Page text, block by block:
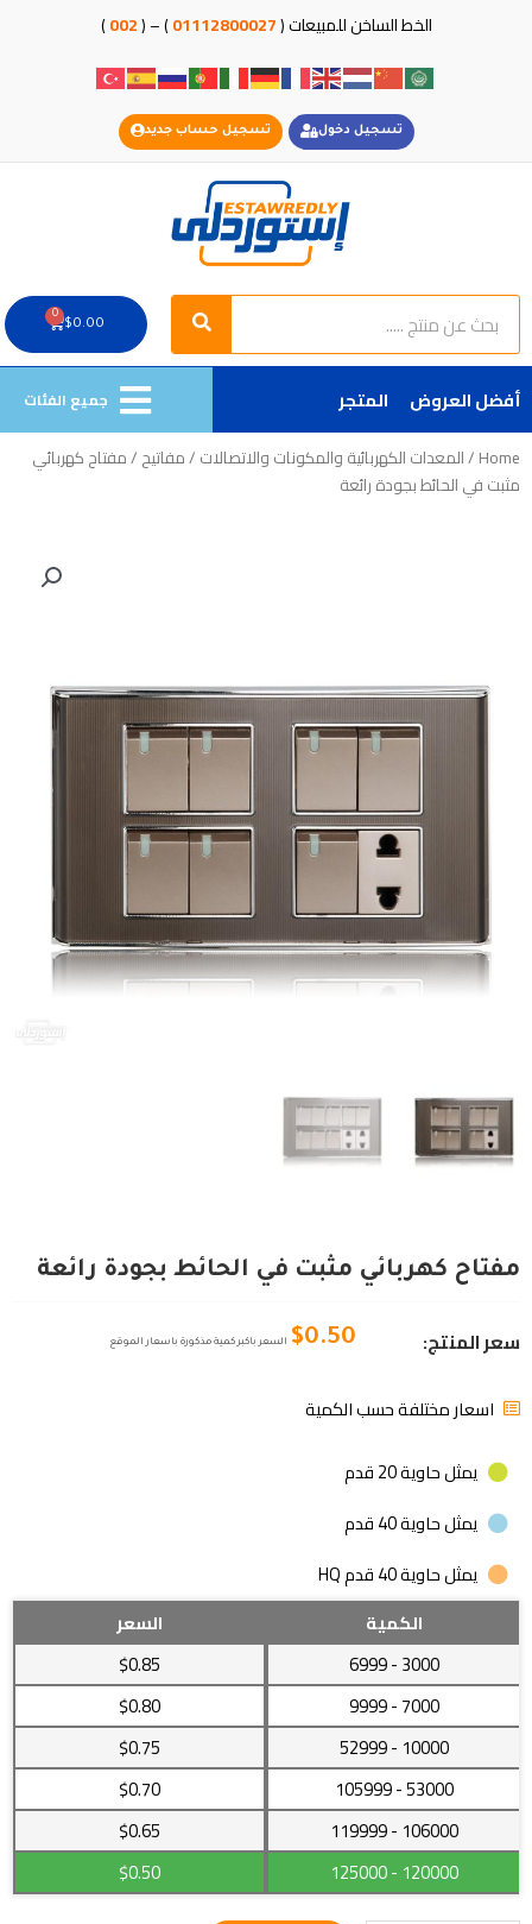
الخط الساخن للمبيعات (01112800027
) – (
002
)
تسجيل دخول تسجيل حساب جديد
Search
Search
$0.00
0
Cart
أفضل العروض المتجر جميع الفئات
Home
/المعدات الكهربائية والمكونات والاتصالات /مفاتيح / مفتاح كهربائي
مثبت في الحائط بجودة رائعة
مفتاح كهربائي مثبت في الحائط بجودة رائعة
سعر المنتج: $0.50 السعر باكبر كمية مذكورة باسعار الموقع
اسعار مختلفة حسب الكمية
يمثل حاوية 20 قدم
يمثل حاوية 40 قدم
يمثل حاوية 40 قدم HQ
الكمية
السعر
3000
- 6999
$0.85
7000
- 9999
$0.80
10000
- 52999
$0.75
53000
- 105999
$0.70
106000
- 119999
$0.65
120000
- 125000
$0.50
مفتاح
كهربائي
في
الحائط
رائعة
quantity